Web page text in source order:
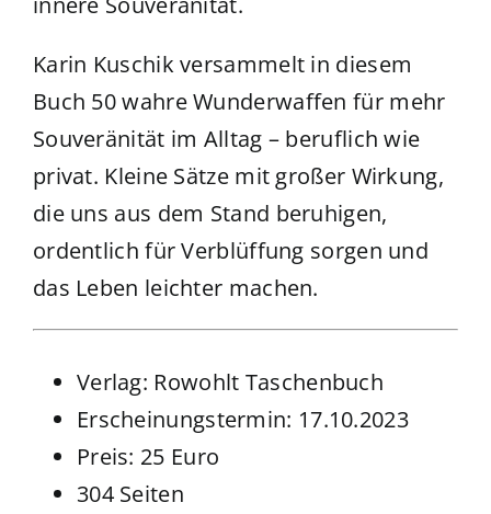
Karin Kuschik versammelt in diesem
Buch 50 wahre Wunderwaffen für mehr
Souveränität im Alltag – beruflich wie
privat. Kleine Sätze mit großer Wirkung,
die uns aus dem Stand beruhigen,
ordentlich für Verblüffung sorgen und
das Leben leichter machen.
Verlag: Rowohlt Taschenbuch
Erscheinungstermin: 17.10.2023
Preis: 25 Euro
304 Seiten